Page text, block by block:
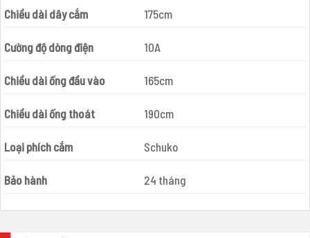
Chiều dài dây cắm 175cm
Cường độ dòng điện 10A
Chiều dài ống đầu vào 165cm
Chiều dài ống thoát 190cm
Loại phích cắm Schuko
Bảo hành 24 tháng